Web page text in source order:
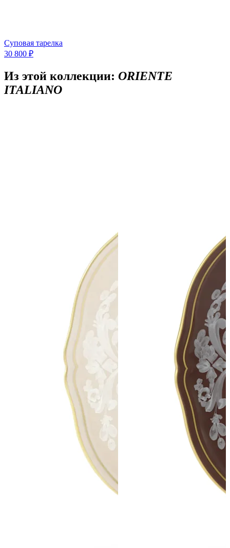
Суповая тарелка
30 800 ₽
Из этой коллекции: ORIENTE
ITALIANO